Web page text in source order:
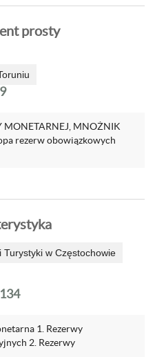
prosty
MNOŻNIK
rezerw obowiązkowych
Turystyki w Częstochowie
1. Rezerwy
2. Rezerwy